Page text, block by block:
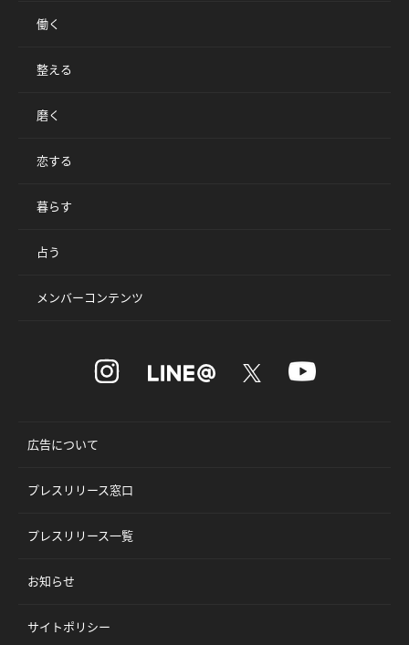
働く
整える
磨く
恋する
暮らす
占う
メンバーコンテンツ
広告について
プレスリリース窓口
プレスリリース一覧
お知らせ
サイトポリシー